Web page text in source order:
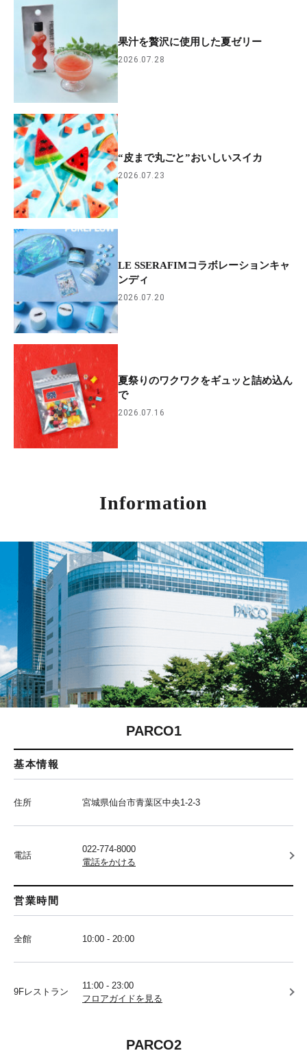
果汁を贅沢に使用した夏ゼリー
2026.07.28
“皮まで丸ごと”おいしいスイカ
2026.07.23
LE SSERAFIMコラボレーションキャ
ンディ
2026.07.20
夏祭りのワクワクをギュッと詰め込ん
で
2026.07.16
Information
PARCO1
基本情報
住所 宮城県仙台市青葉区中央1-2-3
電話
022-774-8000
電話をかける
営業時間
全館 10:00 - 20:00
9Fレストラン
11:00 - 23:00
フロアガイドを見る
PARCO2